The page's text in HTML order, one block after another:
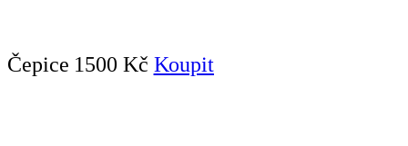
Čepice 1500 Kč Koupit